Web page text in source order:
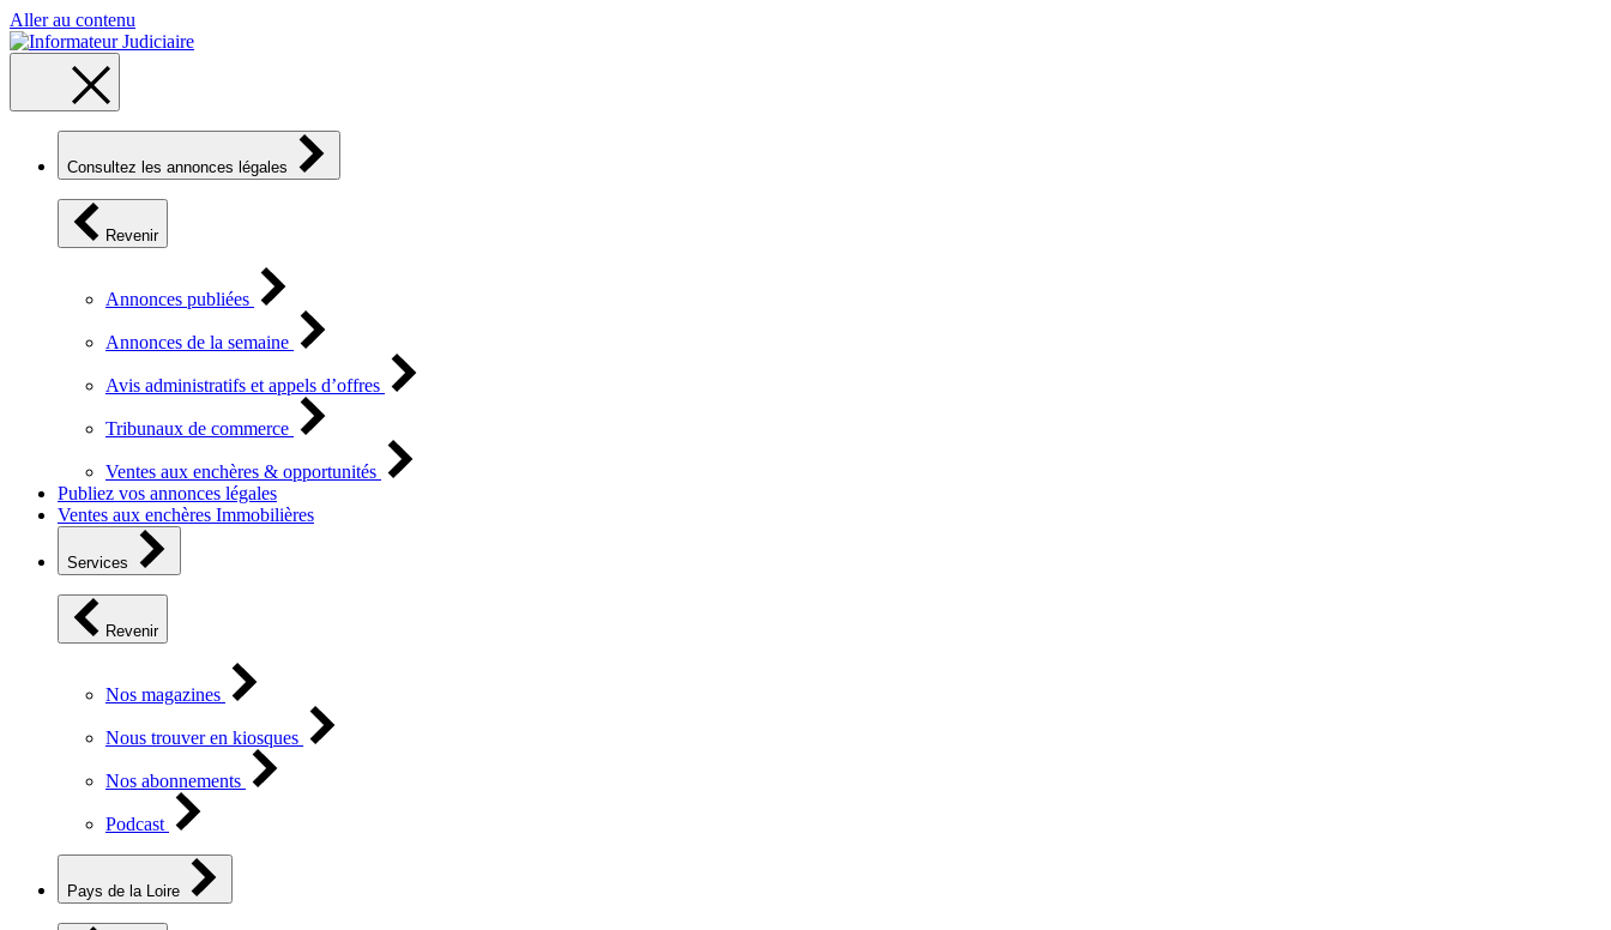
Aller au contenu
Consultez les annonces légales
Revenir
Annonces publiées
Annonces de la semaine
Avis administratifs et appels d’offres
Tribunaux de commerce
Ventes aux enchères & opportunités
Publiez vos annonces légales
Ventes aux enchères Immobilières
Services
Revenir
Nos magazines
Nous trouver en kiosques
Nos abonnements
Podcast
Pays de la Loire